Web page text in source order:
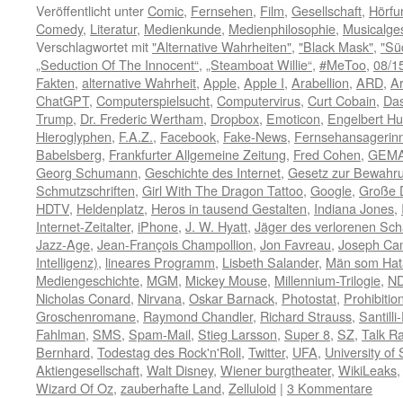
Veröffentlicht unterComic, Fernsehen, Film, Gesellschaft,
Comedy, Literatur, Medienkunde, Medienphilosophie,
Verschlagwortet mit"Alternative Wahrheiten", "Black Mask",
„Seduction Of The Innocent“, „Steamboat Willie“, #MeToo, 08/
Fakten, alternative Wahrheit, Apple, Apple I, Arabellion, ARD,
ChatGPT, Computerspielsucht, Computervirus, Curt Cobain,
Trump, Dr. Frederic Wertham, Dropbox, Emoticon, Engelbert
Hieroglyphen, F.A.Z., Facebook, Fake-News,
Babelsberg, Frankfurter Allgemeine Zeitung, Fred Cohen,
Georg Schumann, Geschichte des Internet, Gesetz zur
Schmutzschriften, Girl With The Dragon Tattoo, Google, Große
HDTV, Heldenplatz, Heros in tausend Gestalten, Indiana Jones,
Internet-Zeitalter, iPhone, J. W. Hyatt, Jäger des verlorenen
Jazz-Age, Jean-François Champollion, Jon Favreau, Joseph
Intelligenz), lineares Programm, Lisbeth Salander, Män som
Mediengeschichte, MGM, Mickey Mouse, Millennium-Trilogie,
Nicholas Conard, Nirvana, Oskar Barnack, Photostat,
Groschenromane, Raymond Chandler, Richard Strauss,
Fahlman, SMS, Spam-Mail, Stieg Larsson, Super 8, SZ, Talk
Bernhard, Todestag des Rock'n'Roll, Twitter, UFA, University of
Aktiengesellschaft, Walt Disney, Wiener burgtheater, WikiLeaks,
Wizard Of Oz, zauberhafte Land, Zelluloid | 3 Kommentare